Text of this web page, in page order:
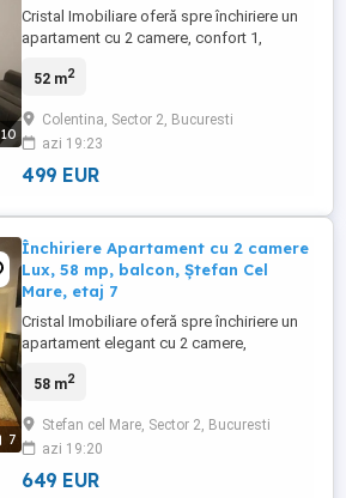
10
Cristal Imobiliare oferă spre închiriere un
apartament cu 2 camere, confort 1,
Doamnei, într-un bloc reabilitat termic, într-
principalele puncte de interes ale orașului.
Ideal pentru cuplu, o persoană activă sau
un expat în căutarea ...
52 m2
Colentina, Sector 2, Bucuresti
azi 19:23
499 EUR
7
Închiriere Apartament cu 2 camere
Lux, 58 mp, balcon, Ștefan Cel
Mare, etaj 7
Cristal Imobiliare oferă spre închiriere un
apartament elegant cu 2 camere,
Șoseaua Ștefan cel Mare, Sector 2, la
Obor. Ideal pentru cuplu, o persoană
activă sau un expat în căutarea unui cămin
modern, complet echipat într-o zonă ...
58 m2
Stefan cel Mare, Sector 2, Bucuresti
azi 19:20
649 EUR